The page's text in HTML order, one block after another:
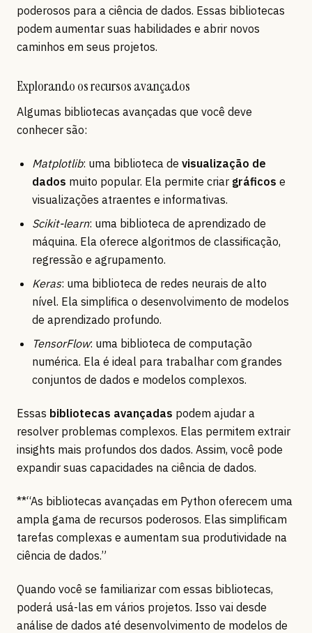
poderosos para a ciência de dados. Essas bibliotecas
podem aumentar suas habilidades e abrir novos
caminhos em seus projetos.
Explorando os recursos avançados
Algumas bibliotecas avançadas que você deve
conhecer são:
Matplotlib: uma biblioteca de visualização de
dados muito popular. Ela permite criar gráficos e
visualizações atraentes e informativas.
Scikit-learn: uma biblioteca de aprendizado de
máquina. Ela oferece algoritmos de classificação,
regressão e agrupamento.
Keras: uma biblioteca de redes neurais de alto
nível. Ela simplifica o desenvolvimento de modelos
de aprendizado profundo.
TensorFlow: uma biblioteca de computação
numérica. Ela é ideal para trabalhar com grandes
conjuntos de dados e modelos complexos.
Essas bibliotecas avançadas podem ajudar a
resolver problemas complexos. Elas permitem extrair
insights mais profundos dos dados. Assim, você pode
expandir suas capacidades na ciência de dados.
**“As bibliotecas avançadas em Python oferecem uma
ampla gama de recursos poderosos. Elas simplificam
tarefas complexas e aumentam sua produtividade na
ciência de dados.”
Quando você se familiarizar com essas bibliotecas,
poderá usá-las em vários projetos. Isso vai desde
análise de dados até desenvolvimento de modelos de